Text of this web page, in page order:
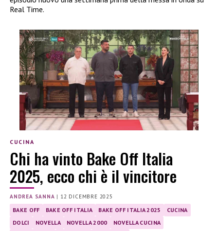
Real Time.
CUCINA
Chi ha vinto Bake Off Italia
2025, ecco chi è il vincitore
ANDREA SANNA | 12 DICEMBRE 2025
BAKE OFF BAKE OFF ITALIA BAKE OFF ITALIA 2025
CUCINA
DOLCI
NOVELLA NOVELLA 2000
NOVELLA CUCINA